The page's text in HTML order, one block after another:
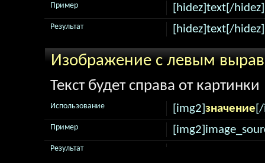
[hidez]text[/hidez]
Пример
[hidez]text[/hidez]
Результат
Изображение с левым
Текст будет справа от картинки
[img2]значение
Использование
Пример
Результат